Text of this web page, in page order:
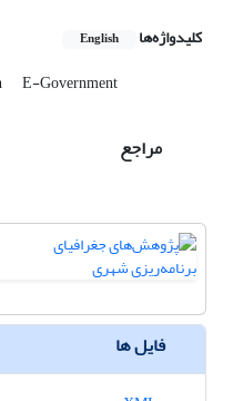
کلیدواژه‌ها English
E-Government
مراجع
فایل ها